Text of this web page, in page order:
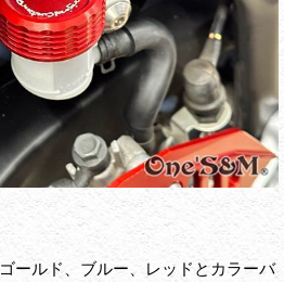
ールド、ブルー、レッドとカラーバ